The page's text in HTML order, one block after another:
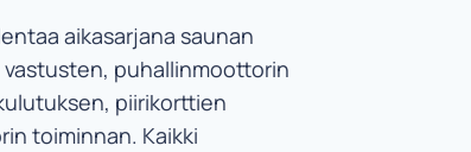
aikasarjana saunan
puhallinmoottorin
piirikorttien
toiminnan. Kaikki